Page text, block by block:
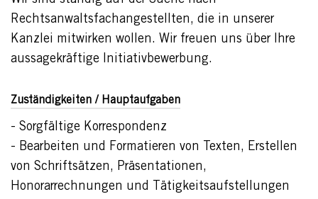
Rechtsanwaltsfachangestellten, die in unserer
Kanzlei mitwirken wollen. Wir freuen uns über Ihre
aussagekräftige Initiativbewerbung.
Zuständigkeiten / Hauptaufgaben
- Sorgfältige Korrespondenz
- Bearbeiten und Formatieren von Texten, Erstellen
von Schriftsätzen, Präsentationen,
Honorarrechnungen und Tätigkeitsaufstellungen